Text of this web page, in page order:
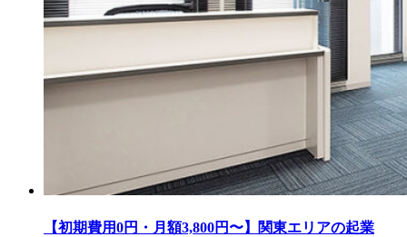
【初期費用0円・月額3,800円〜】関東エリアの起業